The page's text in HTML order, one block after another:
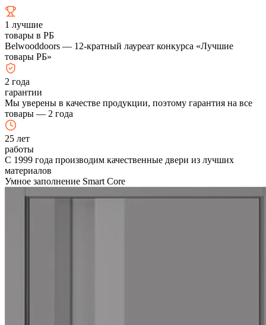
1 лучшие
товары в РБ
Belwooddoors — 12-кратный лауреат конкурса «Лучшие
товары РБ»
2 года
гарантии
Мы уверены в качестве продукции, поэтому гарантия на все
товары — 2 года
25 лет
работы
С 1999 года производим качественные двери из лучших
материалов
Умное заполнение Smart Core